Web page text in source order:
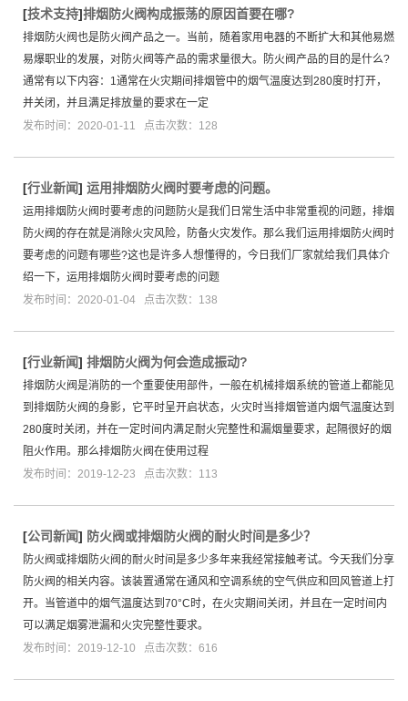
[技术支持]​排烟防火阀构成振荡的原因首要在哪?
排烟防火阀也是防火阀产品之一。当前，随着家用电器的不断扩大和其他易燃
易爆职业的发展，对防火阀等产品的需求量很大。防火阀产品的目的是什么?
通常有以下内容：1通常在火灾期间排烟管中的烟气温度达到280度时打开，
并关闭，并且满足排放量的要求在一定
发布时间：2020-01-11 点击次数：128
[行业新闻] 运用排烟防火阀时要考虑的问题。
运用排烟防火阀时要考虑的问题防火是我们日常生活中非常重视的问题，排烟
防火阀的存在就是消除火灾风险，防备火灾发作。那么我们运用排烟防火阀时
要考虑的问题有哪些?这也是许多人想懂得的，今日我们厂家就给我们具体介
绍一下，运用排烟防火阀时要考虑的问题
发布时间：2020-01-04 点击次数：138
[行业新闻] 排烟防火阀为何会造成振动?
排烟防火阀是消防的一个重要使用部件，一般在机械排烟系统的管道上都能见
到排烟防火阀的身影，它平时呈开启状态，火灾时当排烟管道内烟气温度达到
280度时关闭，并在一定时间内满足耐火完整性和漏烟量要求，起隔很好的烟
阻火作用。那么排烟防火阀在使用过程
发布时间：2019-12-23 点击次数：113
[公司新闻] 防火阀或排烟防火阀的耐火时间是多少？
防火阀或排烟防火阀的耐火时间是多少多年来我经常接触考试。今天我们分享
防火阀的相关内容。该装置通常在通风和空调系统的空气供应和回风管道上打
开。当管道中的烟气温度达到70°C时，在火灾期间关闭，并且在一定时间内
可以满足烟雾泄漏和火灾完整性要求。
发布时间：2019-12-10 点击次数：616